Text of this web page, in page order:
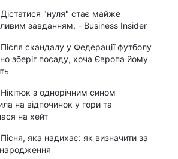
Дістатися "нуля" стає майже
завданням, - Business Insider
Після скандалу у Федерації футболу
зберіг посаду, хоча Європа йому
Нікітюк з однорічним сином
на відпочинок у гори та
на хейт
Пісня, яка надихає: як визначити за